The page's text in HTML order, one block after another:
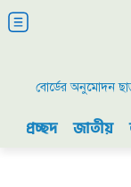
বোর্ডের অনুমোদন
প্রচ্ছদ জাতীয়